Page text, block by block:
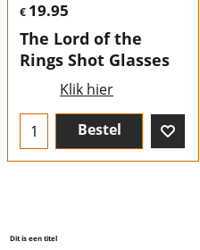
€ 19.95
The Lord of the
Rings Shot Glasses
Klik hier
Bestel
Dit is een titel